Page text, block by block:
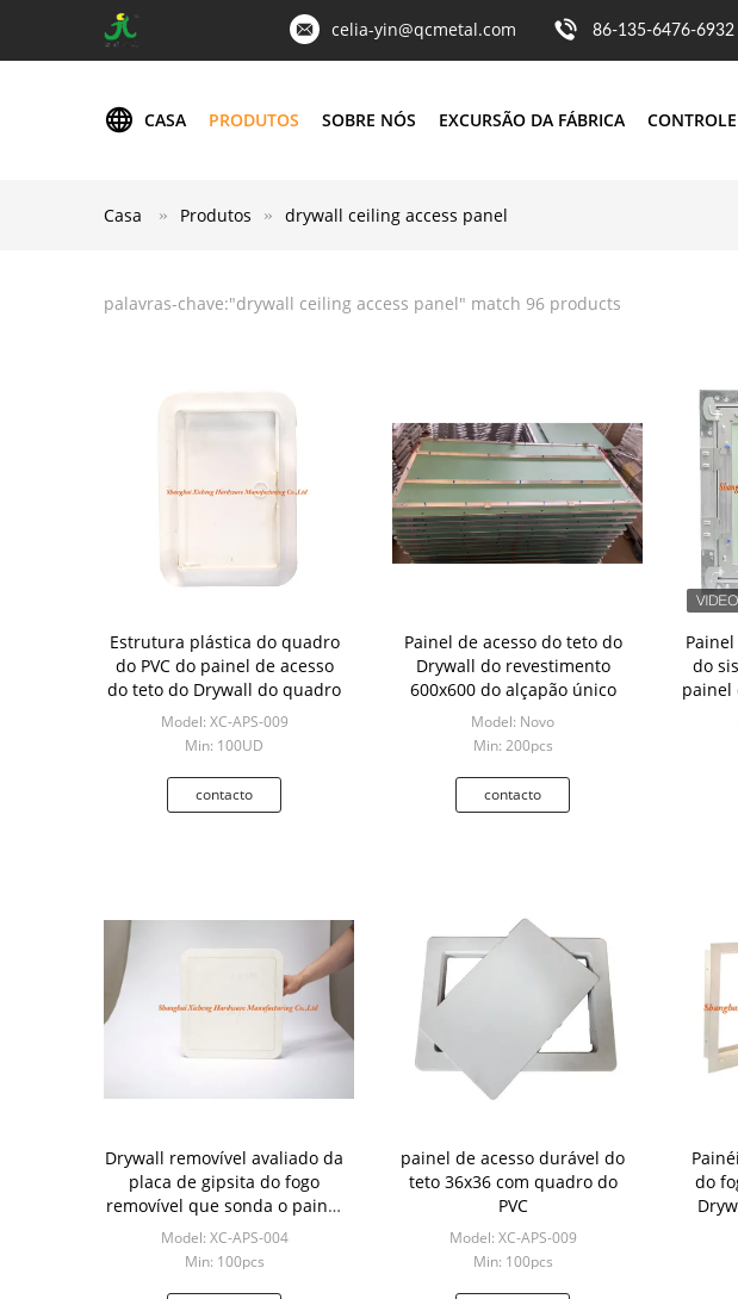
celia-yin@qcmetal.com 86-135-6476-6932
CASA PRODUTOS SOBRE NÓS EXCURSÃO DA FÁBRICA
Casa Produtos drywall ceiling access panel
palavras-chave:"drywall ceiling access panel" match 96 products
Estrutura plástica do quadro
do PVC do painel de acesso
do teto do Drywall do quadro
Model: XC-APS-009
Min: 100UD
contacto
Painel de acesso do teto do
Drywall do revestimento
600x600 do alçapão único
Model: Novo
Min: 200pcs
contacto
do
painel
Drywall removível avaliado da
placa de gipsita do fogo
removível que sonda o painel
de acesso
Model: XC-APS-004
Min: 100pcs
painel de acesso durável do
teto 36x36 com quadro do
PVC
Model: XC-APS-009
Min: 100pcs
do